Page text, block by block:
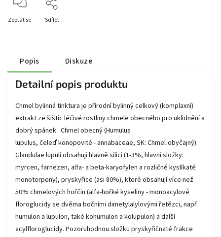
Zeptat se Sdílet
Popis Diskuze
Detailní popis produktu
Chmel bylinná tinktura je přírodní bylinný celkový (komplaxní)
extrakt ze šištic léčivé rostliny chmele obecného pro uklidnění a
dobrý spánek. Chmel obecný (Humulus
lupulus, čeleď konopovité - annabaceae, SK: Chmeľ obyčajný).
Glandulae lupuli obsahují hlavně silici (1-3%, hlavní složky:
myrcen, farnezen, alfa- a beta-karyofylen a rozličné kyslíkaté
monoterpeny), pryskyřice (asi 80%), které obsahují více než
50% chmelových hořčin (alfa-hořké kyseliny - monoacylové
floroglucidy se dvěma bočními dimetylalylovými řetězci, např.
humulon a lupulon, také kohumulon a kolupulon) a další
acylfloroglucidy. Pozoruhodnou složku pryskyřičnaté frakce